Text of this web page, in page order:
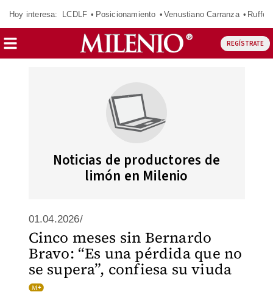
Hoy interesa: LCDLF Posicionamiento Venustiano Carranza Ruffo
REGÍSTRATE
Noticias de productores de
limón en Milenio
01.04.2026/
Cinco meses sin Bernardo
Bravo: “Es una pérdida que no
se supera”, confiesa su viuda